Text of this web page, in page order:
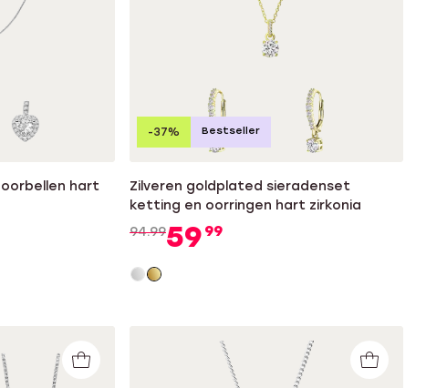
hart
Zilveren goldplated sieradenset
ketting en oorringen hart zirkonia
94.9959 99
-37% Bestseller